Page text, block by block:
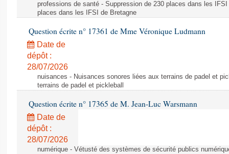
Dossiers législatifs
Budget et sécurité sociale
Questions écrites et orales
Comptes rendus des débats
professions de santé - Suppression de 230 places dans les
places dans les IFSI de Bretagne
Question écrite n° 17361 de Mme Véronique Ludmann
Date de
dépôt :
28/07/2026
nuisances - Nuisances sonores liées aux terrains de padel et
terrains de padel et pickleball
Question écrite n° 17365 de M. Jean-Luc Warsmann
Date de
dépôt :
28/07/2026
numérique - Vétusté des systèmes de sécurité publics